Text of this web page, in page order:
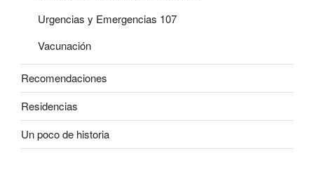
Urgencias y Emergencias 107
Vacunación
Recomendaciones
Residencias
Un poco de historia